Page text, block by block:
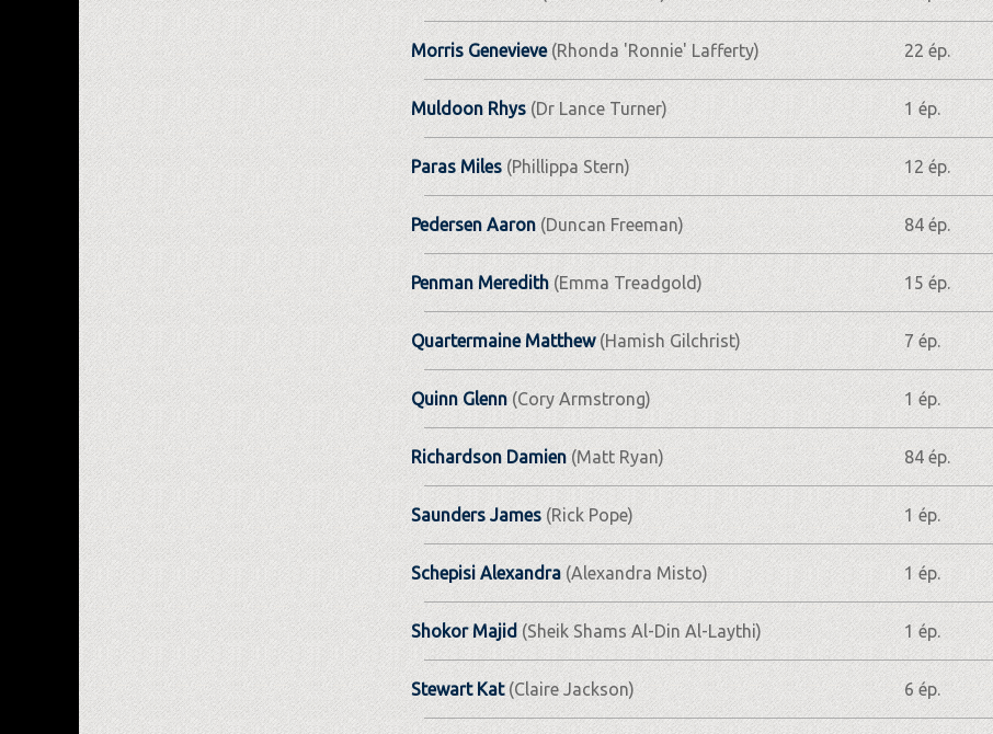
Morris Genevieve(Rhonda 'Ronnie' Lafferty) 22 ép.
Muldoon Rhys(Dr Lance Turner) 1 ép.
Paras Miles (Phillippa Stern) 12 ép.
Pedersen Aaron(Duncan Freeman) 84 ép.
Penman Meredith (Emma Treadgold) 15 ép.
Quartermaine Matthew(Hamish Gilchrist) 7 ép.
Quinn Glenn(Cory Armstrong) 1 ép.
Richardson Damien (Matt Ryan) 84 ép.
Saunders James(Rick Pope) 1 ép.
Schepisi Alexandra (Alexandra Misto) 1 ép.
Shokor Majid (Sheik Shams Al-Din Al-Laythi) 1 ép.
Stewart Kat(Claire Jackson) 6 ép.